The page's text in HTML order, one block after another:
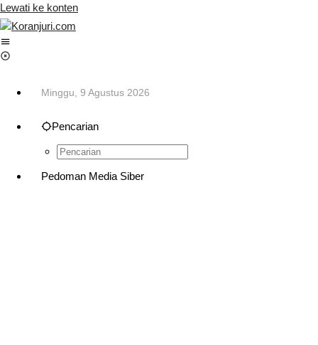
Lewati ke konten
Minggu, 9 Agustus 2026
Pencarian
Pedoman Media Siber